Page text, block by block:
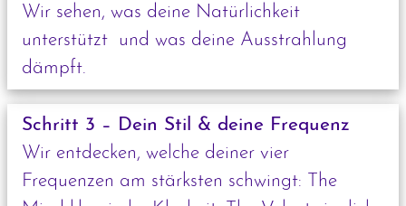
Wir sehen, was deine Natürlichkeit
unterstützt und was deine Ausstrahlung
dämpft.
Schritt 3 – Dein Stil & deine Frequenz
Wir entdecken, welche deiner vier
Frequenzen am stärksten schwingt: The